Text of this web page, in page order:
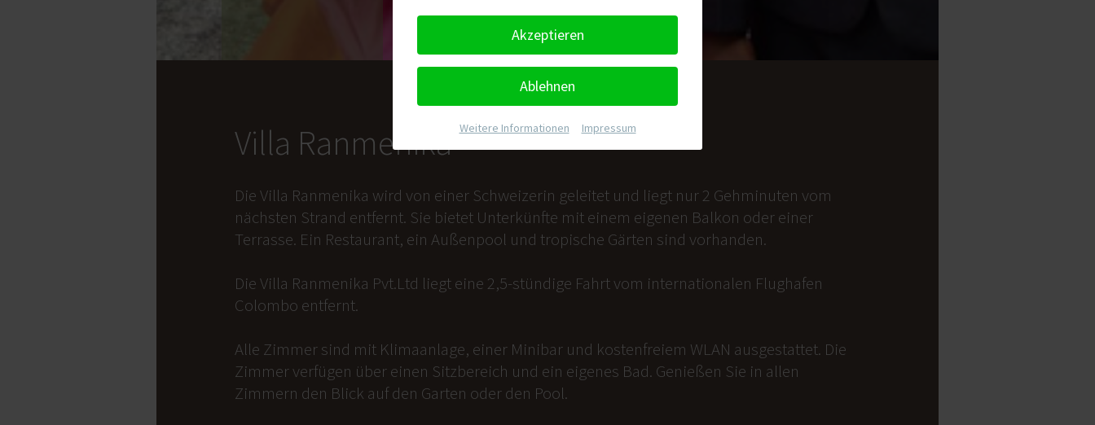
Villa Ranmenika
Die Villa Ranmenika wird von einer Schweizerin geleitet und liegt nur 2 Gehminuten vom
nächsten Strand entfernt. Sie bietet Unterkünfte mit einem eigenen Balkon oder einer
Terrasse. Ein Restaurant, ein Außenpool und tropische Gärten sind vorhanden.
Die Villa Ranmenika Pvt.Ltd liegt eine 2,5-stündige Fahrt vom internationalen Flughafen
Colombo entfernt.
Alle Zimmer sind mit Klimaanlage, einer Minibar und kostenfreiem WLAN ausgestattet. Die
Zimmer verfügen über einen Sitzbereich und ein eigenes Bad. Genießen Sie in allen
Zimmern den Blick auf den Garten oder den Pool.
Akzeptieren
Ablehnen
Weitere Informationen Impressum